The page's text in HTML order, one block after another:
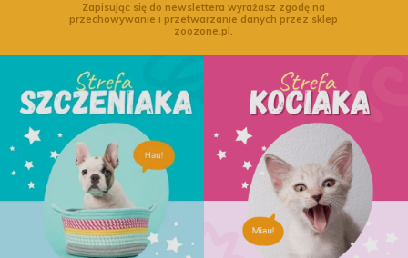
Zapisując się do newslettera wyrażasz zgodę na
przechowywanie i przetwarzanie danych przez sklep
zoozone.pl.